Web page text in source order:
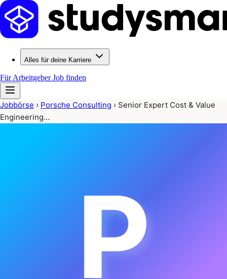
Alles für deine Karriere
Für ArbeitgeberJob finden
Jobbörse › Porsche Consulting › Senior Expert Cost & Value
Engineering…
P